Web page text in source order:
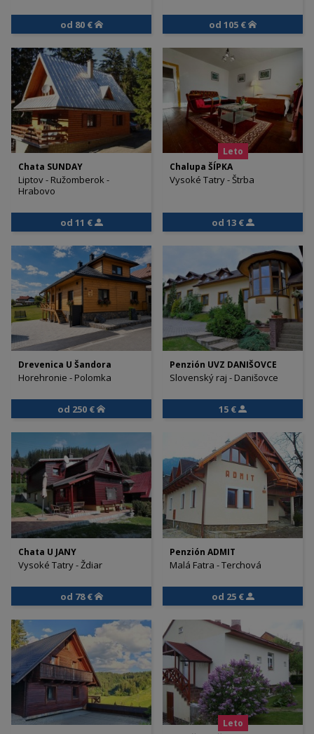
od 80 € od 105 €
Chata SUNDAY
Liptov - Ružomberok -
Hrabovo
od 11 €
Chalupa ŠÍPKA
Vysoké Tatry - Štrba
Leto
od 13 €
Drevenica U Šandora
Horehronie - Polomka
od 250 €
Penzión UVZ DANIŠOVCE
Slovenský raj - Danišovce
15 €
Chata U JANY
Vysoké Tatry - Ždiar
od 78 €
Penzión ADMIT
Malá Fatra - Terchová
od 25 €
Leto